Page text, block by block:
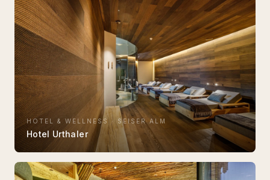
HOTEL & WELLNESS · SEISER ALM
Hotel Urthaler